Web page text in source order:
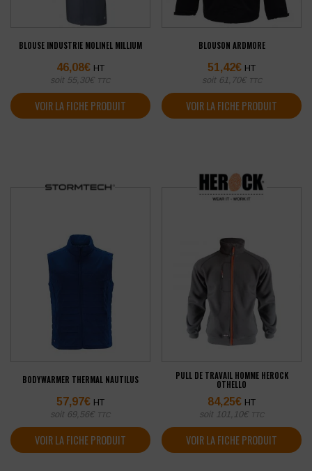
BLOUSE INDUSTRIE MOLINEL MILLIUM
46,08€ HT
soit 55,30€ TTC
VOIR LA FICHE PRODUIT
BLOUSON ARDMORE
51,42€ HT
soit 61,70€ TTC
VOIR LA FICHE PRODUIT
BODYWARMER THERMAL NAUTILUS
57,97€ HT
soit 69,56€ TTC
VOIR LA FICHE PRODUIT
PULL DE TRAVAIL HOMME HEROCK
OTHELLO
84,25€ HT
soit 101,10€ TTC
VOIR LA FICHE PRODUIT